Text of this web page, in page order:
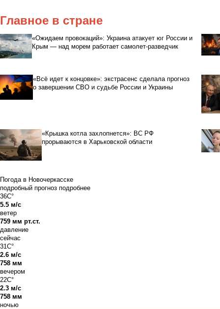
Главное в стране
«Ожидаем провокаций»: Украина атакует юг России и
Крым — над морем работает самолет-разведчик
«Всё идет к концовке»: экстрасенс сделала прогноз
о завершении СВО и судьбе России и Украины
«Крышка котла захлопнется»: ВС РФ
прорываются в Харьковской области
Погода в Новочеркасске
подробный прогноз подробнее
36C°
5.5 м/с
ветер
759 мм рт.ст.
давление
сейчас
31C°
2.6 м/с
758 мм
вечером
22C°
2.3 м/с
758 мм
ночью